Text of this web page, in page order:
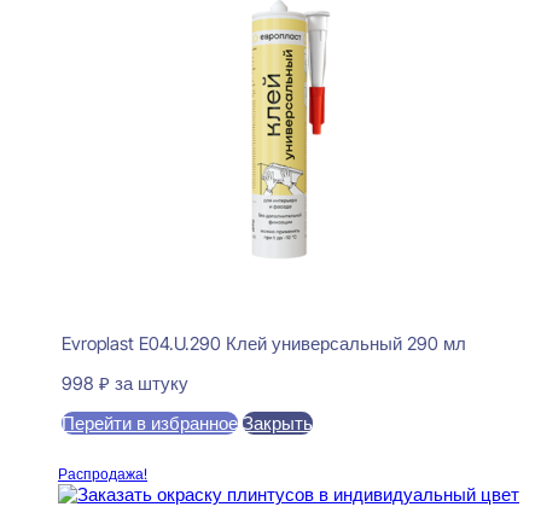
Evroplast E04.U.290 Клей универсальный 290 мл
998 ₽ за штуку
Перейти в избранное Закрыть
Распродажа!